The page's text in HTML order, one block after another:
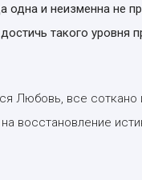
одна и неизменна не
такого уровня
Любовь, все
восстановление